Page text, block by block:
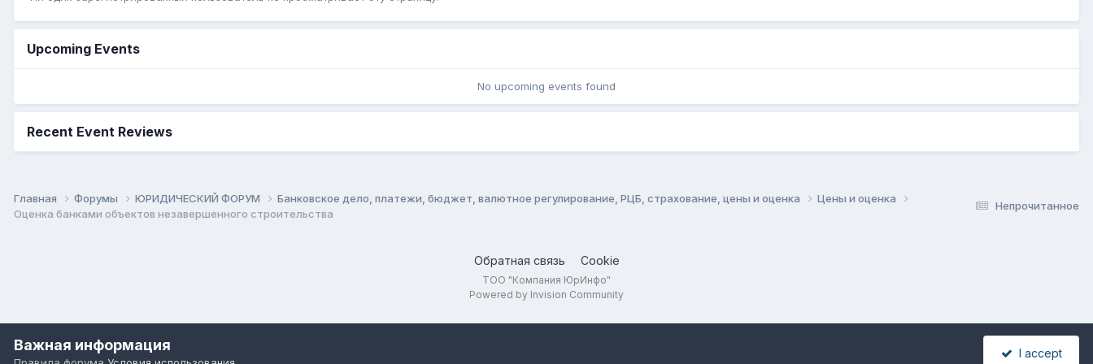
Upcoming Events
No upcoming events found
Recent Event Reviews
Непрочитанное
Главная Форумы ЮРИДИЧЕСКИЙ ФОРУМ Банковское дело, платежи, бюджет, валютное регулирование, РЦБ, страхование, цены и оценка
Цены и оценка
Оценка банками объектов незавершенного строительства
Обратная связь Cookie
ТОО "Компания ЮрИнфо"
Powered by Invision Community
Важная информация I accept